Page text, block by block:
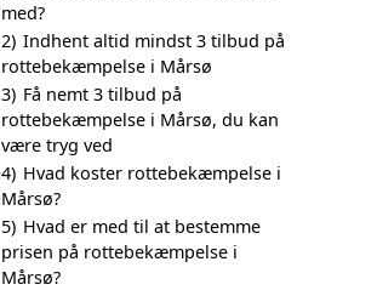
med?
2) Indhent altid mindst 3 tilbud på
rottebekæmpelse i Mårsø
3) Få nemt 3 tilbud på
rottebekæmpelse i Mårsø, du kan
være tryg ved
4) Hvad koster rottebekæmpelse i
Mårsø?
5) Hvad er med til at bestemme
prisen på rottebekæmpelse i
Mårsø?